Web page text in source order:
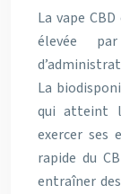
La vape
élevée
La
qui atteint
exercer ses
rapide du
entraîner